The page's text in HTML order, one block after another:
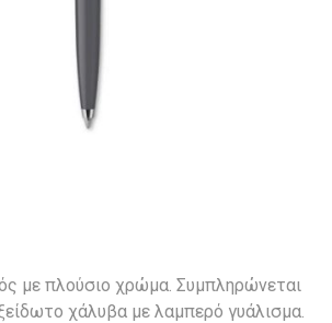
με πλούσιο χρώμα. Συμπληρώνεται
χάλυβα με λαμπερό γυάλισμα.